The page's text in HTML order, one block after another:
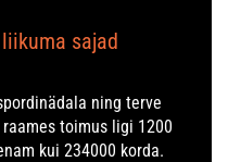
sajad
ning terve
toimus ligi 1200
kui 234000 korda.